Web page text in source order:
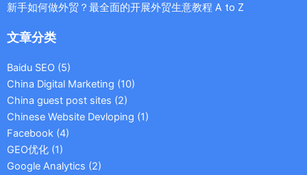
新手如何做外贸？最全面的开展外贸生意教程 A to Z
文章分类
Baidu SEO (5)
China Digital Marketing (10)
China guest post sites (2)
Chinese Website Devloping (1)
Facebook (4)
GEO优化 (1)
Google Analytics (2)